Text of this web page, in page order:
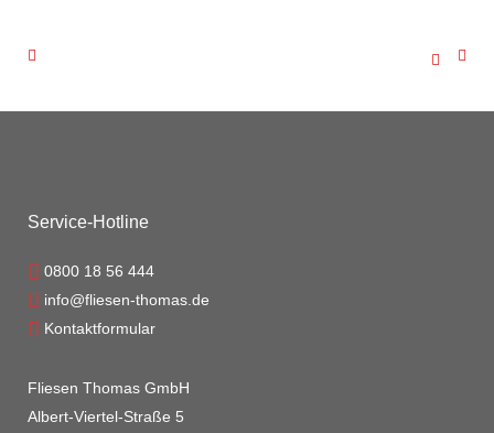
Service-Hotline
0800 18 56 444
info@fliesen-thomas.de
Kontaktformular
Fliesen Thomas GmbH
Albert-Viertel-Straße 5